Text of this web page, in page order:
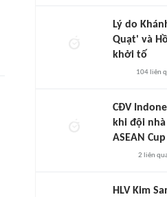
Lý do
Quạt' và
khởi tố
104liên
CĐV
khi đội
ASEAN Cup
2 liên
HLV Kim